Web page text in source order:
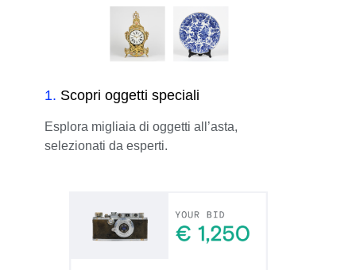
1. Scopri oggetti speciali
Esplora migliaia di oggetti all’asta,
selezionati da esperti.